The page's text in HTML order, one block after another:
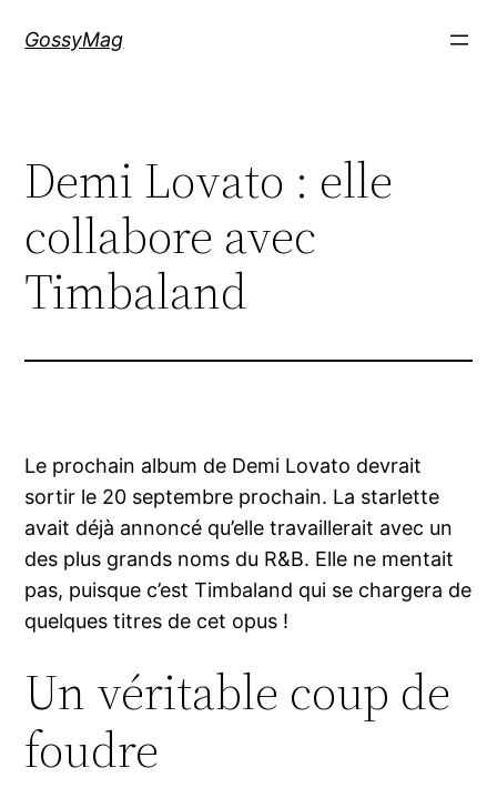
GossyMag
Demi Lovato : elle
collabore avec
Timbaland
Le prochain album de Demi Lovato devrait
sortir le 20 septembre prochain. La starlette
avait déjà annoncé qu’elle travaillerait avec un
des plus grands noms du R&B. Elle ne mentait
pas, puisque c’est Timbaland qui se chargera de
quelques titres de cet opus !
Un véritable coup de
foudre